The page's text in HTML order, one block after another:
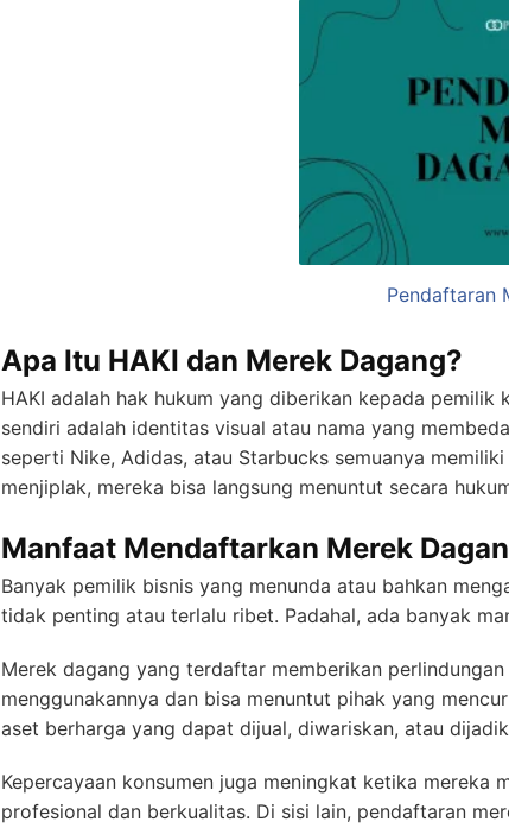
Pendaftaran
Apa Itu HAKI dan Merek Dagang?
HAKI adalah hak hukum yang diberikan kepada
sendiri adalah identitas visual atau nama yang
seperti Nike, Adidas, atau Starbucks semuanya
menjiplak, mereka bisa langsung menuntut secara
Manfaat Mendaftarkan Merek
Banyak pemilik bisnis yang menunda atau bahkan
tidak penting atau terlalu ribet. Padahal, ada banyak
Merek dagang yang terdaftar memberikan
menggunakannya dan bisa menuntut pihak yang
aset berharga yang dapat dijual, diwariskan, atau
Kepercayaan konsumen juga meningkat ketika
profesional dan berkualitas. Di sisi lain, pendaftaran